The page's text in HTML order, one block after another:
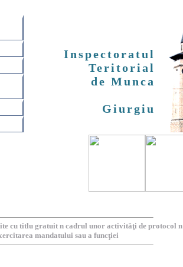
Inspectoratul
Teritorial
de Munca
Giurgiu
cu titlu gratuit n cadrul unor activităţi de protocol n
mandatului sau a funcţiei